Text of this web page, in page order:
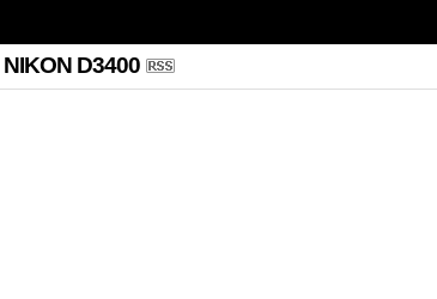
NIKON D3400